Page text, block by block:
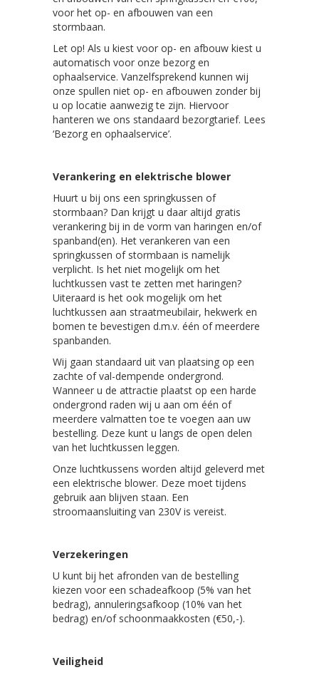
voor het op- en afbouwen van een
stormbaan.
Let op! Als u kiest voor op- en afbouw kiest u
automatisch voor onze bezorg en
ophaalservice. Vanzelfsprekend kunnen wij
onze spullen niet op- en afbouwen zonder bij
u op locatie aanwezig te zijn. Hiervoor
hanteren we ons standaard bezorgtarief. Lees
‘Bezorg en ophaalservice’.
Verankering en elektrische blower
Huurt u bij ons een springkussen of
stormbaan? Dan krijgt u daar altijd gratis
verankering bij in de vorm van haringen en/of
spanband(en). Het verankeren van een
springkussen of stormbaan is namelijk
verplicht. Is het niet mogelijk om het
luchtkussen vast te zetten met haringen?
Uiteraard is het ook mogelijk om het
luchtkussen aan straatmeubilair, hekwerk en
bomen te bevestigen d.m.v. één of meerdere
spanbanden.
Wij gaan standaard uit van plaatsing op een
zachte of val-dempende ondergrond.
Wanneer u de attractie plaatst op een harde
ondergrond raden wij u aan om één of
meerdere valmatten toe te voegen aan uw
bestelling. Deze kunt u langs de open delen
van het luchtkussen leggen.
Onze luchtkussens worden altijd geleverd met
een elektrische blower. Deze moet tijdens
gebruik aan blijven staan. Een
stroomaansluiting van 230V is vereist.
Verzekeringen
U kunt bij het afronden van de bestelling
kiezen voor een schadeafkoop (5% van het
bedrag), annuleringsafkoop (10% van het
bedrag) en/of schoonmaakkosten (€50,-).
Veiligheid